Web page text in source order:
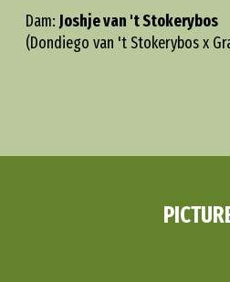
Dam:Joshje van 't Stokerybos
(Dondiego van 't Stokerybos x